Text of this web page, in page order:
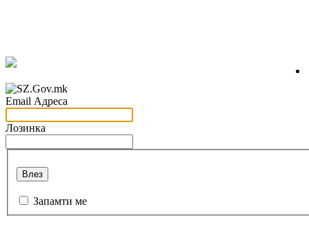
Email Адреса
Лозинка
Влез
Запамти ме